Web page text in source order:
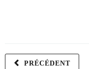
PRÉCÉDENT